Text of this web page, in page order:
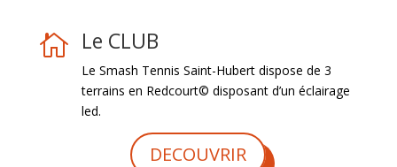
 Le CLUB
Le Smash Tennis Saint-Hubert dispose de 3
terrains en Redcourt© disposant d’un éclairage
led.
DECOUVRIR